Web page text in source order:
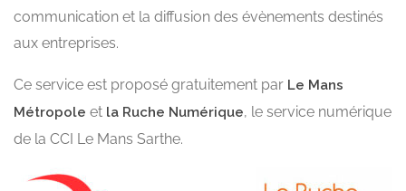
communication et la diffusion des évènements destinés
aux entreprises.
Ce service est proposé gratuitement par Le Mans
Métropole et la Ruche Numérique, le service numérique
de la CCI Le Mans Sarthe.